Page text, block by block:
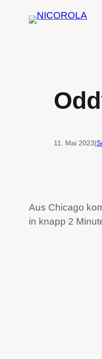
11. Mai 2023|
Aus Chicago
in knapp 2